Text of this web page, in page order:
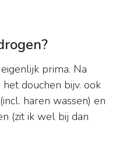
prima. Na
douchen bijv. ook
haren wassen) en
(zit ik wel bij dan